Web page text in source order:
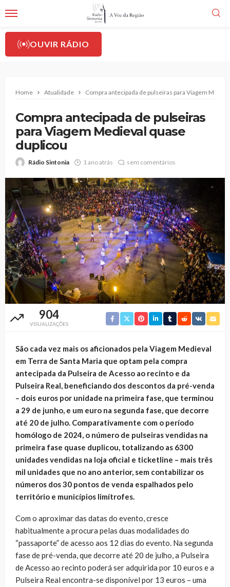
OUVIR RÁDIO
Home Atualidade Compra antecipada de pulseiras para Viagem
Compra antecipada de pulseiras
para Viagem Medieval quase
duplicou
Rádio Sintonia 1 ano atrás sem comentários
904
VISUALIZAÇÕES
São cada vez mais os aficionados pela Viagem Medieval
em Terra de Santa Maria que optam pela compra
antecipada da Pulseira de Acesso ao recinto e da
Pulseira Real, beneficiando dos descontos da pré-venda
– dois euros por unidade na primeira fase, que terminou
a 29 de junho, e um euro na segunda fase, que decorre
até 20 de julho. Comparativamente com o período
homólogo de 2024, o número de pulseiras vendidas na
primeira fase quase duplicou, totalizando as 6300
unidades vendidas na loja oficial e ticketline – mais três
mil unidades que no ano anterior, sem contabilizar os
números dos 30 pontos de venda espalhados pelo
território e municípios limítrofes.
Com o aproximar das datas do evento, cresce
habitualmente a procura pelas duas modalidades do
“passaporte” de acesso aos 12 dias do evento. Na segunda
fase de pré-venda, que decorre até 20 de julho, a Pulseira
de Acesso ao recinto poderá ser adquirida por 10 euros e a
Pulseira Real encontra-se disponível por 13 euros – uma